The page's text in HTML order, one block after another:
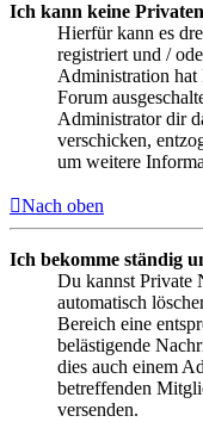
Ich kann keine
Hierfür kann es
registriert und /
Administration hat
Forum
Administrator dir
verschicken,
um weitere
Nach oben
Ich bekomme ständig
Du kannst Private
automatisch
Bereich eine
belästigende
dies auch einem
betreffenden
versenden.